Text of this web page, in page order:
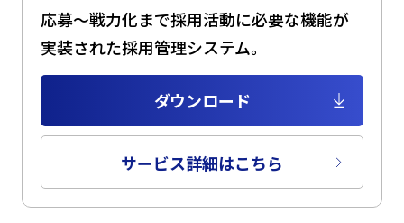
応募～戦力化まで採用活動に必要な機能が
実装された採用管理システム。
ダウンロード
サービス詳細はこちら